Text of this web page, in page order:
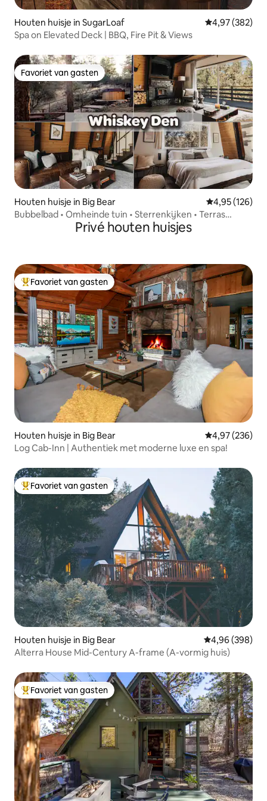
Houten huisje in SugarLoaf Gemiddelde
4,97 (382)
Spa on Elevated Deck | BBQ, Fire Pit & Views
Favoriet van gasten
Favoriet van gasten
Houten huisje in Big Bear Gemiddelde
4,95 (126)
Bubbelbad • Omheinde tuin • Sterrenkijken • Terras
Privé houten huisjes
Topfavoriet van gasten
Favoriet van gasten
Houten huisje in Big Bear Gemiddelde
4,97 (236)
Log Cab-Inn | Authentiek met moderne luxe en spa!
Topfavoriet van gasten
Favoriet van gasten
Houten huisje in Big Bear Gemiddelde
4,96 (398)
Alterra House Mid-Century A-frame (A-vormig huis)
Topfavoriet van gasten
Favoriet van gasten